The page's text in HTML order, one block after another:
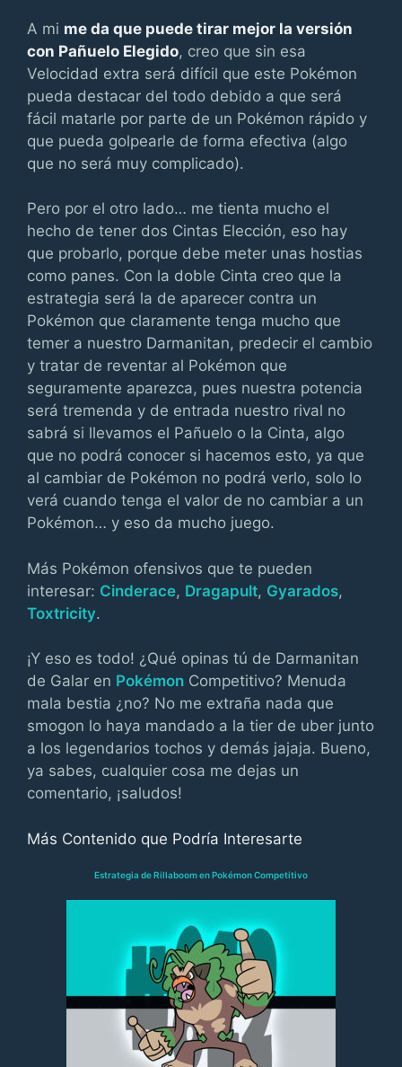
A mi me da que puede tirar mejor la versión
con Pañuelo Elegido, creo que sin esa
Velocidad extra será difícil que este Pokémon
pueda destacar del todo debido a que será
fácil matarle por parte de un Pokémon rápido y
que pueda golpearle de forma efectiva (algo
que no será muy complicado).
Pero por el otro lado… me tienta mucho el
hecho de tener dos Cintas Elección, eso hay
que probarlo, porque debe meter unas hostias
como panes. Con la doble Cinta creo que la
estrategia será la de aparecer contra un
Pokémon que claramente tenga mucho que
temer a nuestro Darmanitan, predecir el cambio
y tratar de reventar al Pokémon que
seguramente aparezca, pues nuestra potencia
será tremenda y de entrada nuestro rival no
sabrá si llevamos el Pañuelo o la Cinta, algo
que no podrá conocer si hacemos esto, ya que
al cambiar de Pokémon no podrá verlo, solo lo
verá cuando tenga el valor de no cambiar a un
Pokémon… y eso da mucho juego.
Más Pokémon ofensivos que te pueden
interesar: Cinderace, Dragapult, Gyarados,
Toxtricity.
¡Y eso es todo! ¿Qué opinas tú de Darmanitan
de Galar en Pokémon Competitivo? Menuda
mala bestia ¿no? No me extraña nada que
smogon lo haya mandado a la tier de uber junto
a los legendarios tochos y demás jajaja. Bueno,
ya sabes, cualquier cosa me dejas un
comentario, ¡saludos!
Más Contenido que Podría Interesarte
Estrategia de Rillaboom en Pokémon Competitivo